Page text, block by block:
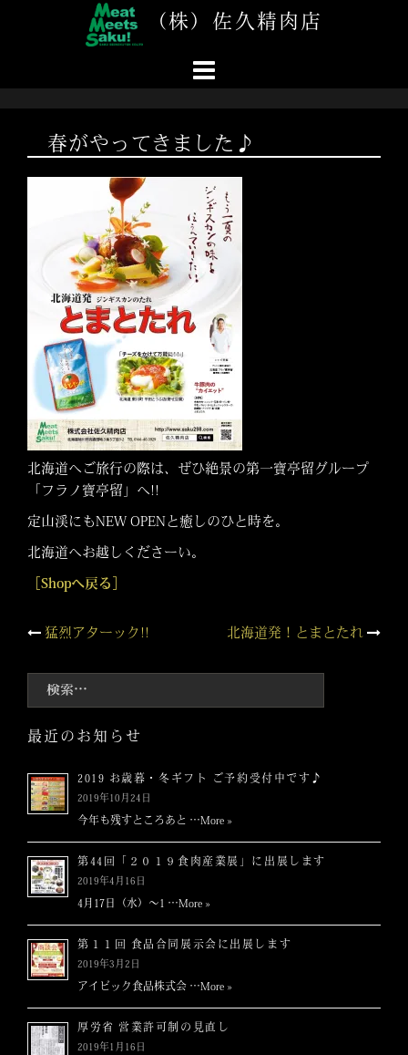
（株）佐久精肉店
春がやってきました♪
北海道へご旅行の際は、ぜひ絶景の第一寶亭留グループ
「フラノ寶亭留」へ!!
定山渓にもNEW OPENと癒しのひと時を。
北海道へお越しくださーい。
［Shopへ戻る］
投
稿
ナ
ビ
ゲ
ー
シ
ョ
ン
猛烈アターック!! 北海道発！とまとたれ
索:
最近のお知らせ
2019 お歳暮・冬ギフト ご予約受付中です♪
2019年10月24日
今年も残すところあと …More »
第44回「２０１９食肉産業展」に出展します
2019年4月16日
4月17日（水）～1 …More »
第１１回 食品合同展示会に出展します
2019年3月2日
アイビック食品株式会 …More »
厚労省 営業許可制の見直し
2019年1月16日